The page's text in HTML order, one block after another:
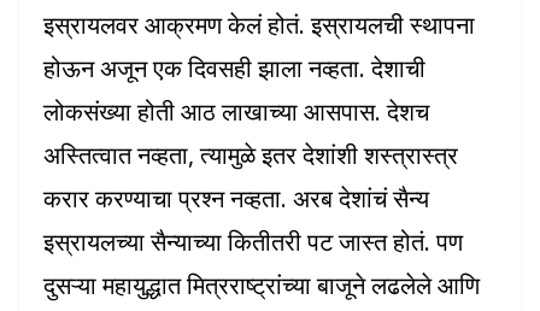
इस्रायलवर आक्रमण केलं होतं. इस्रायलची स्थापना
होऊन अजून एक दिवसही झाला नव्हता. देशाची
लोकसंख्या होती आठ लाखाच्या आसपास. देशच
अस्तित्वात नव्हता, त्यामुळे इतर देशांशी शस्त्रास्त्र
करार करण्याचा प्रश्न नव्हता. अरब देशांचं सैन्य
इस्रायलच्या सैन्याच्या कितीतरी पट जास्त होतं. पण
दुसऱ्या महायुद्धात मित्रराष्ट्रांच्या बाजूने लढलेले आणि